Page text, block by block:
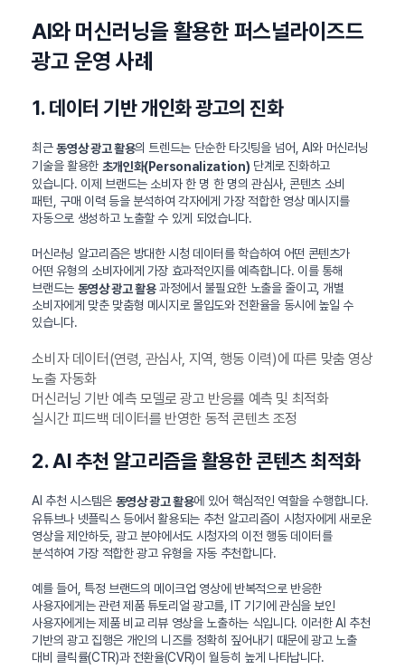
AI와 머신러닝을 활용한 퍼스널라이즈드
광고 운영 사례
1. 데이터 기반 개인화 광고의 진화
최근동영상 광고 활용의 트렌드는 단순한 타깃팅을 넘어, AI와 머신러닝
기술을 활용한 초개인화(Personalization) 단계로 진화하고
있습니다. 이제 브랜드는 소비자 한 명 한 명의 관심사, 콘텐츠 소비
패턴, 구매 이력 등을 분석하여 각자에게 가장 적합한 영상 메시지를
자동으로 생성하고 노출할 수 있게 되었습니다.
머신러닝 알고리즘은 방대한 시청 데이터를 학습하여 어떤 콘텐츠가
어떤 유형의 소비자에게 가장 효과적인지를 예측합니다. 이를 통해
브랜드는 동영상 광고 활용과정에서 불필요한 노출을 줄이고, 개별
소비자에게 맞춘 맞춤형 메시지로 몰입도와 전환율을 동시에 높일 수
있습니다.
소비자 데이터(연령, 관심사, 지역, 행동 이력)에 따른 맞춤 영상
노출 자동화
머신러닝 기반 예측 모델로 광고 반응률 예측 및 최적화
실시간 피드백 데이터를 반영한 동적 콘텐츠 조정
2. AI 추천 알고리즘을 활용한 콘텐츠 최적화
AI 추천 시스템은 동영상 광고 활용에 있어 핵심적인 역할을 수행합니다.
유튜브나 넷플릭스 등에서 활용되는 추천 알고리즘이 시청자에게 새로운
영상을 제안하듯, 광고 분야에서도 시청자의 이전 행동 데이터를
분석하여 가장 적합한 광고 유형을 자동 추천합니다.
예를 들어, 특정 브랜드의 메이크업 영상에 반복적으로 반응한
사용자에게는 관련 제품 튜토리얼 광고를, IT 기기에 관심을 보인
사용자에게는 제품 비교 리뷰 영상을 노출하는 식입니다. 이러한 AI 추천
기반의 광고 집행은 개인의 니즈를 정확히 짚어내기 때문에 광고 노출
대비 클릭률(CTR)과 전환율(CVR)이 월등히 높게 나타납니다.